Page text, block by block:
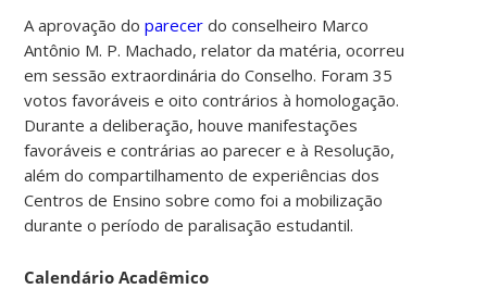
A aprovação doparecer do conselheiro Marco
Antônio M. P. Machado, relator da matéria, ocorreu
em sessão extraordinária do Conselho. Foram 35
votos favoráveis e oito contrários à homologação.
Durante a deliberação, houve manifestações
favoráveis e contrárias ao parecer e à Resolução,
além do compartilhamento de experiências dos
Centros de Ensino sobre como foi a mobilização
durante o período deparalisação estudantil.
Calendário Acadêmico